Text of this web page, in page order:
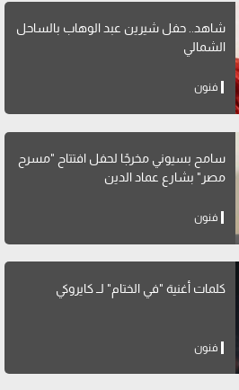
شاهد.. حفل شيرين عبد الوهاب بالساحل
الشمالي
فنون
سامح بسيوني مخرجًا لحفل افتتاح "مسرح
مصر" بشارع عماد الدين
فنون
كلمات أغنية "في الختام" لــ كايروكي
فنون